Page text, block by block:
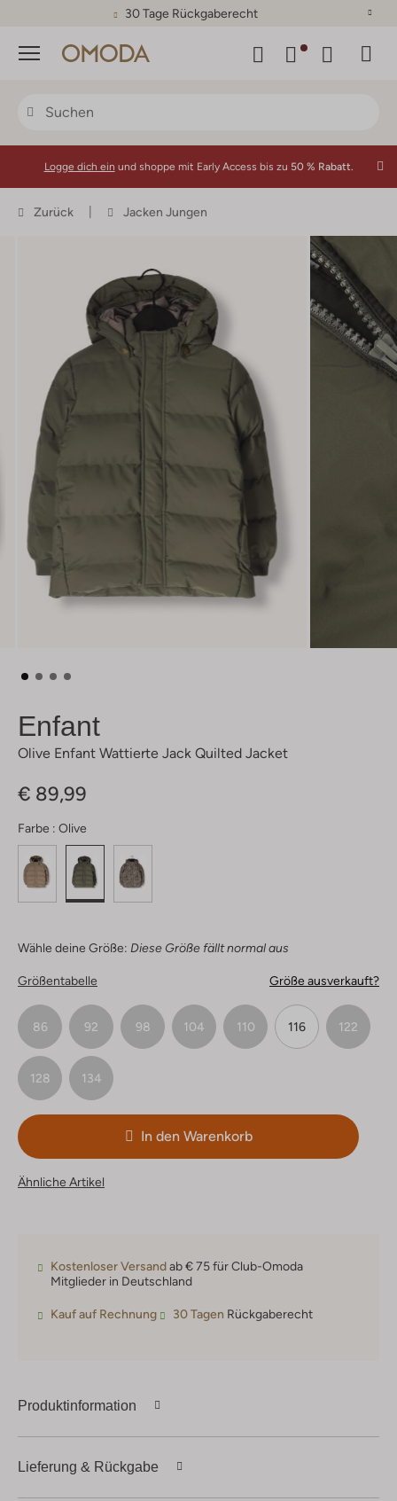
30 Tage Rückgaberecht
Menü
Logge dich ein und shoppe mit Early Access bis zu 50 % Rabatt.
Zurück Jacken Jungen
Enfant
Olive Enfant Wattierte Jack Quilted Jacket
€ 89,99
Farbe : Olive
Wähle deine Größe: Diese Größe fällt normal aus
Größentabelle Größe ausverkauft?
86 92 98 104 110 116 122
128 134
In den Warenkorb
Ähnliche Artikel
Kostenloser Versandab € 75 für Club-Omoda
Mitglieder in Deutschland
Kauf auf Rechnung 30 Tagen Rückgaberecht
Produktinformation
Lieferung & Rückgabe